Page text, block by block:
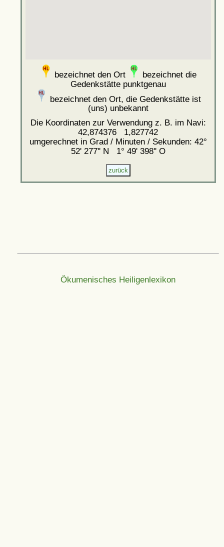
bezeichnet den Ort
bezeichnet die
Gedenkstätte punktgenau
bezeichnet den Ort, die Gedenkstätte ist
(uns) unbekannt
Die Koordinaten zur Verwendung z. B. im Navi:
42,874376 1,827742
umgerechnet in Grad / Minuten / Sekunden: 42°
52' 277'' N 1° 49' 398'' O
Ökumenisches Heiligenlexikon